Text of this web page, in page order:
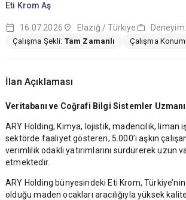
Eti Krom Aş
16.07.2026 Elazığ / Türkiye Deneyim:
Çalışma Şekli: Tam Zamanlı Çalışma
İlan Açıklaması
Veritabanı ve Coğrafi Bilgi Sistemler Uzmanı
ARY Holding; Kimya, lojistik, madencilik,
sektörde faaliyet gösteren; 5.000’i aşkın
verimlilik odaklı yatırımlarını sürdürerek
etmektedir.
ARY Holding bünyesindeki Eti Krom,
olduğu maden ocakları aracılığıyla yüksek